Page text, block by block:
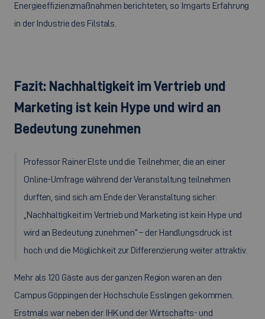
Energieeffizienzmaßnahmen berichteten, so Imgarts Erfahrung
in der Industrie des Filstals.
Fazit: Nachhaltigkeit im Vertrieb und
Marketing ist kein Hype und wird an
Bedeutung zunehmen
Professor Rainer Elste und die Teilnehmer, die an einer
Online-Umfrage während der Veranstaltung teilnehmen
durften, sind sich am Ende der Veranstaltung sicher:
„Nachhaltigkeit im Vertrieb und Marketing ist kein Hype und
wird an Bedeutung zunehmen“ – der Handlungsdruck ist
hoch und die Möglichkeit zur Differenzierung weiter attraktiv.
Mehr als 120 Gäste aus der ganzen Region waren an den
Campus Göppingen der Hochschule Esslingen gekommen.
Erstmals war neben der IHK und der Wirtschafts- und